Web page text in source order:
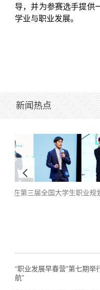
导，并为参赛选手提供
学业与职业发展。
新闻热点
“职业发展早春营”第七期
航”